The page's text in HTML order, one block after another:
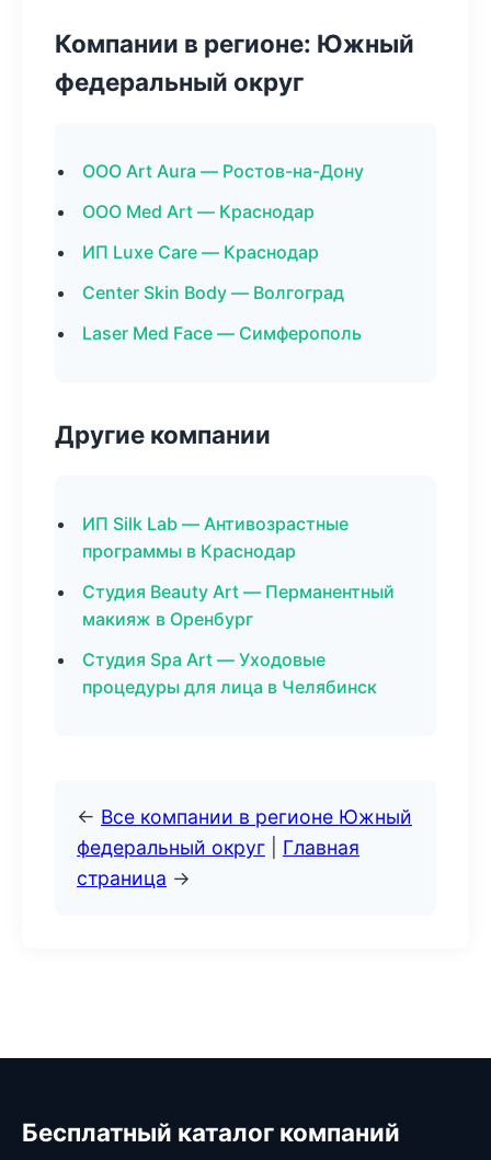
Компании в регионе: Южный
федеральный округ
ООО Art Aura — Ростов-на-Дону
ООО Med Art — Краснодар
ИП Luxe Care — Краснодар
Center Skin Body — Волгоград
Laser Med Face — Симферополь
Другие компании
ИП Silk Lab — Антивозрастные
программы в Краснодар
Студия Beauty Art — Перманентный
макияж в Оренбург
Студия Spa Art — Уходовые
процедуры для лица в Челябинск
← Все компании в регионе Южный
федеральный округ
Главная
страница →
Бесплатный каталог компаний